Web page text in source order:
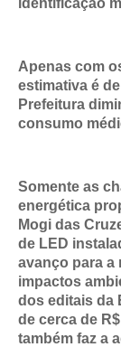
identificação
Apenas com
estimativa é
Prefeitura
consumo
Somente as
energética
Mogi das
de LED
avanço para a
impactos
dos editais da
de cerca de
também faz a